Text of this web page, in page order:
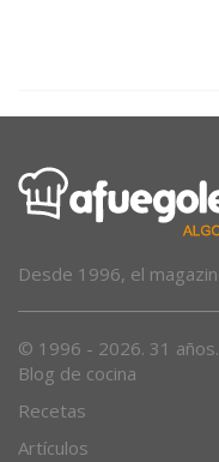
Desde 1996, el
© 1996 - 2026. 31
Blog de cocina
Recetas
Artículos